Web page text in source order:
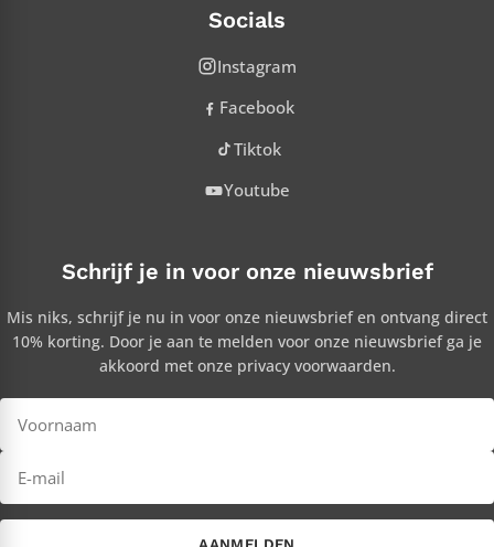
Socials
Instagram
Facebook
Tiktok
Youtube
Schrijf je in voor onze nieuwsbrief
Mis niks, schrijf je nu in voor onze nieuwsbrief en ontvang direct
10% korting. Door je aan te melden voor onze nieuwsbrief ga je
akkoord met onze privacy voorwaarden.